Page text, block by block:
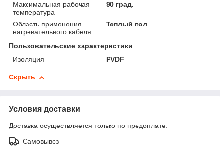
Максимальная рабочая
температура
90 град.
Область применения
нагревательного кабеля
Теплый пол
Пользовательские характеристики
Изоляция
PVDF
Скрыть
Условия доставки
Доставка осуществляется только по предоплате.
Самовывоз